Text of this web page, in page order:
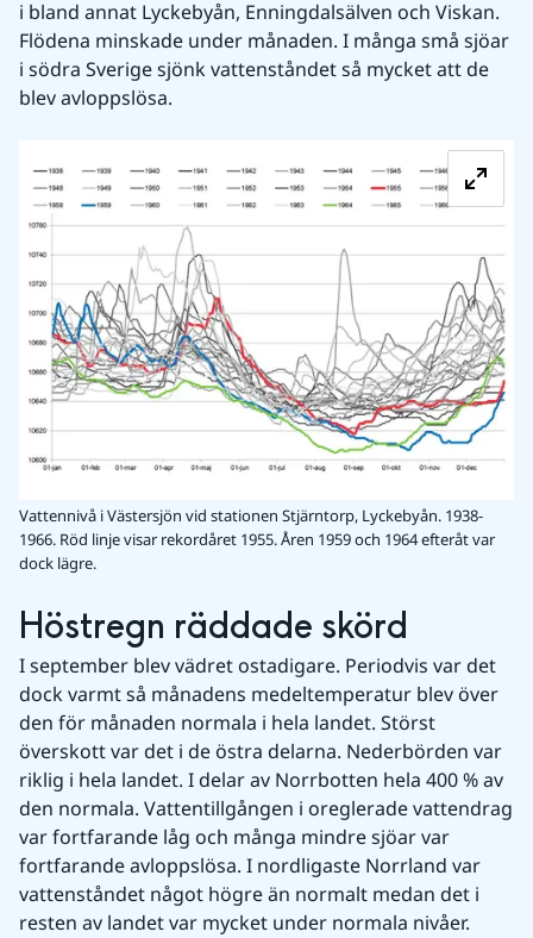
i bland annat Lyckebyån, Enningdalsälven och Viskan.
Flödena minskade under månaden. I många små sjöar
i södra Sverige sjönk vattenståndet så mycket att de
blev avloppslösa.
Vattennivå i Västersjön vid stationen Stjärntorp, Lyckebyån. 1938-
1966. Röd linje visar rekordåret 1955. Åren 1959 och 1964 efteråt var
dock lägre.
Höstregn räddade skörd
I september blev vädret ostadigare. Periodvis var det
dock varmt så månadens medeltemperatur blev över
den för månaden normala i hela landet. Störst
överskott var det i de östra delarna. Nederbörden var
riklig i hela landet. I delar av Norrbotten hela 400 % av
den normala. Vattentillgången i oreglerade vattendrag
var fortfarande låg och många mindre sjöar var
fortfarande avloppslösa. I nordligaste Norrland var
vattenståndet något högre än normalt medan det i
resten av landet var mycket under normala nivåer.